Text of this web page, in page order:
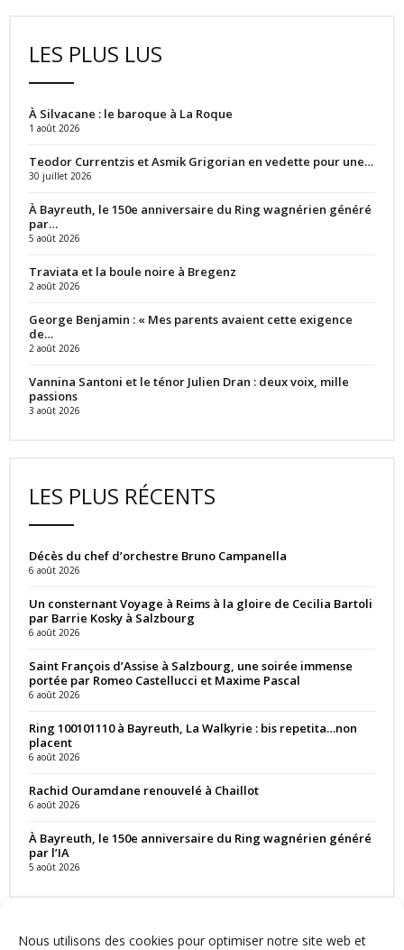
Nous utilisons des cookies pour optimiser notre site web et
LES PLUS LUS
À Silvacane : le baroque à La Roque
1 août 2026
Teodor Currentzis et Asmik Grigorian en vedette pour une…
30 juillet 2026
À Bayreuth, le 150e anniversaire du Ring wagnérien généré
par…
5 août 2026
Traviata et la boule noire à Bregenz
2 août 2026
George Benjamin : « Mes parents avaient cette exigence
de…
2 août 2026
Vannina Santoni et le ténor Julien Dran : deux voix, mille
passions
3 août 2026
LES PLUS RÉCENTS
Décès du chef d’orchestre Bruno Campanella
6 août 2026
Un consternant Voyage à Reims à la gloire de Cecilia Bartoli
par Barrie Kosky à Salzbourg
6 août 2026
Saint François d’Assise à Salzbourg, une soirée immense
portée par Romeo Castellucci et Maxime Pascal
6 août 2026
Ring 100101110 à Bayreuth, La Walkyrie : bis repetita…non
placent
6 août 2026
Rachid Ouramdane renouvelé à Chaillot
6 août 2026
À Bayreuth, le 150e anniversaire du Ring wagnérien généré
par l’IA
5 août 2026